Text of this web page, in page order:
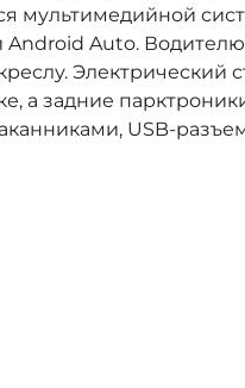
мультимедийной
Auto.
Электрический
а задние
USB-